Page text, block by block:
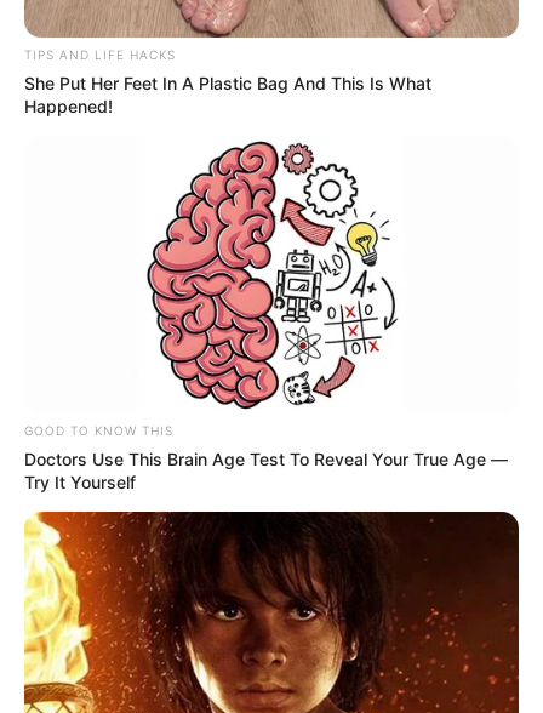
¿Segunda oportunidad? La foto de
Shakira y Antonio de la Rúa que
disparó los rumores de reconciliación
SHAKIRA
Shakira estrenará la
versión en español de ‘Dai
Colombia-Congo en el
Mundial 2026
SHAKIRA
¡Shakira viene con
sorpresas! ‘Zoo’, ‘Dai Dai’ y
Ed Sheeran se suman a su
gira por Estados Unidos
TIPS AND LIFE HACKS
She Put Her Feet In A Plastic Bag And This Is What
Happened!
GOOD TO KNOW THIS
Doctors Use This Brain Age Test To Reveal Your True Age —
Try It Yourself